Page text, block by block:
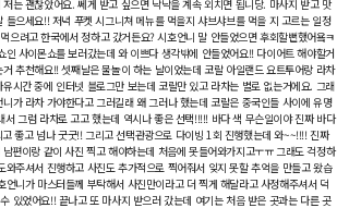
는 괜찮았어요. 쎄게 받고 싶으면 낙낙을 계속 외치면 됩니당. 마사지 받고 맛
들으세요!! 저녁 푸켓 시그니쳐 메뉴를 먹을지 샤브샤브를 먹을 지 고르는 일정
으려고 한국에서 정하고 갔거든요? 시호언니 말 안들었으면 후회할뻔했어욬ㅋ
인 사이몬쇼를 보러갔는데 와 이쁘다 생각밖에 안들었어요!! 다이어트 해야할거
추천해요!! 셋째날은 물놀이 하는 날이었는데 코랄 아일랜드 요트투어랑 라차
시간 중에 인터넷 블로그만 보는데 코랄만 있고 라차는 별로 없는거에요. 그래
가 라차 가야한다고 그러길래 왜 그러나 했는데 코랄은 중국인들 사이에 유명
서 그럼 라차로 고고 했는데 역시나 좋은 선택!!!!! 바다 색 무슨일이야 진짜 바다
좋고 넘나 굿굿!! 그리고 선택관광으로 다이빙 1회 진행했는데 와~~!!!! 진짜
편이랑 같이 사진 찍고 해야하는데 처음에 못들어와가지고ㅜㅠ 그래도 걱정하
주셔서 진행하고 사진도 추가적으로 찍어줘서 잊지 못할 추억을 만들고 왔습
언니가 마스터들께 부탁해서 사진만이라고 더 찍게 해달라고 사정해주셔서 덕
있었어요!! 끝나고 또 마사지 받으러 갔는데 여기는 처음 받은 곳과는 다른 곳